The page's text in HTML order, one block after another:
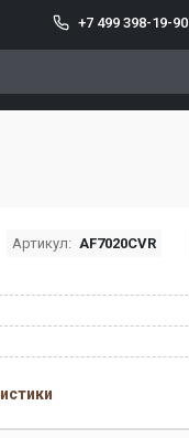
+7 499 398-19-90
Артикул: AF7020CVR